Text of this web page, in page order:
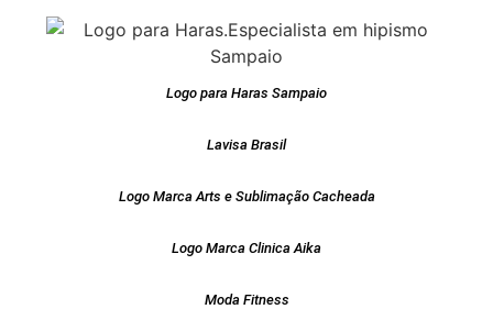
Logo para Haras Sampaio
Lavisa Brasil
Logo Marca Arts e Sublimação Cacheada
Logo Marca Clinica Aika
Moda Fitness